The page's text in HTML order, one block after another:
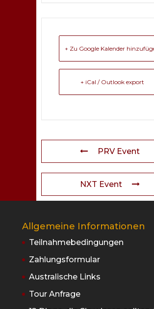
+ Zu Google Kalender
+ iCal / Outlook export
PRV Event
NXT Event
Allgemeine Informationen
Teilnahmebedingungen
Zahlungsformular
Australische Links
Tour Anfrage